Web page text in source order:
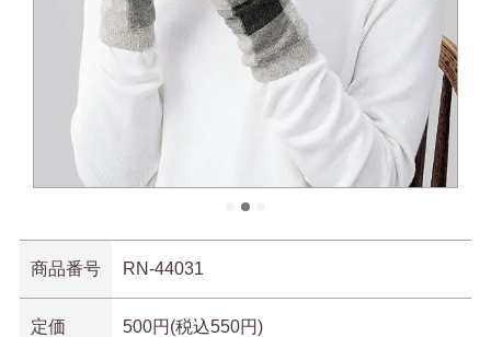
商品番号 RN-44031
定価 500円(税込550円)